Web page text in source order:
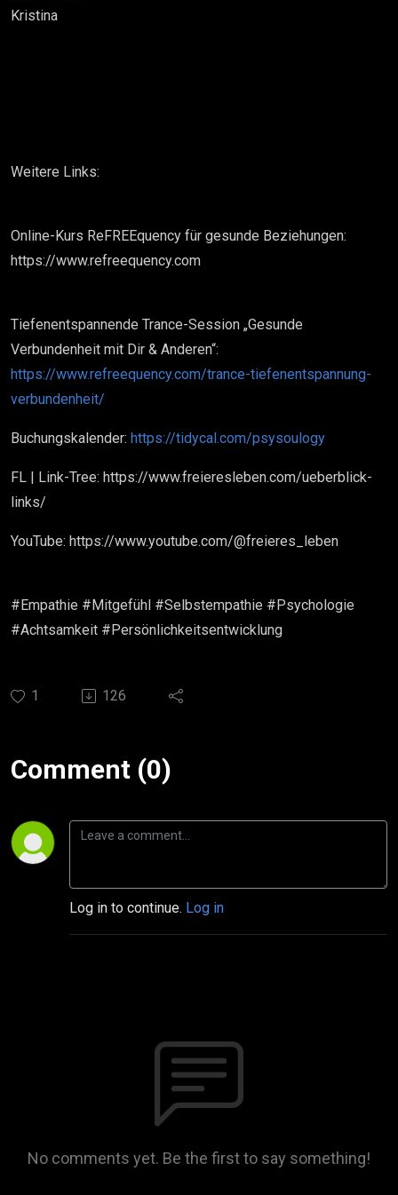
Kristina
Weitere Links:
Online-Kurs ReFREEquency für gesunde Beziehungen:
https://www.refreequency.com
Tiefenentspannende Trance-Session „Gesunde
Verbundenheit mit Dir & Anderen“:
https://www.refreequency.com/trance-tiefenentspannung-
verbundenheit/
Buchungskalender: https://tidycal.com/psysoulogy
FL | Link-Tree: https://www.freieresleben.com/ueberblick-
links/
YouTube: https://www.youtube.com/@freieres_leben
#Empathie #Mitgefühl #Selbstempathie #Psychologie
#Achtsamkeit #Persönlichkeitsentwicklung
1 126
Comment (0)
Log in to continue. Log in
No comments yet. Be the first to say something!